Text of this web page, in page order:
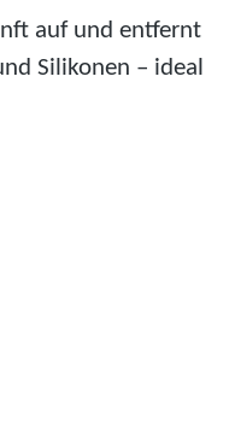
auf und entfernt
Silikonen – ideal